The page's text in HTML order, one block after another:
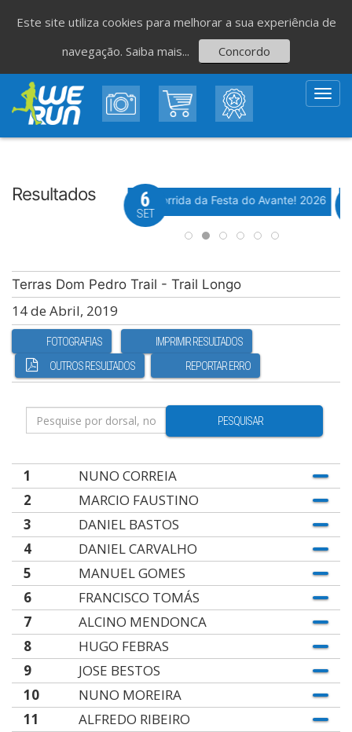
Resultados
de São Romão Evento WeTiming
37ª Corrida da Festa do Avante! 2026
6
SET
Terras Dom Pedro Trail - Trail Longo
14 de Abril, 2019
FOTOGRAFIAS
IMPRIMIR RESULTADOS
OUTROS RESULTADOS
REPORTAR ERRO
PESQUISAR
1
NUNO CORREIA
2
MARCIO FAUSTINO
3
DANIEL BASTOS
4
DANIEL CARVALHO
5
MANUEL GOMES
6
FRANCISCO TOMÁS
7
ALCINO MENDONCA
8
HUGO FEBRAS
9
JOSE BESTOS
10
NUNO MOREIRA
11
ALFREDO RIBEIRO
Este site utiliza cookies para melhorar a sua experiência de
navegação. Saiba mais... Concordo